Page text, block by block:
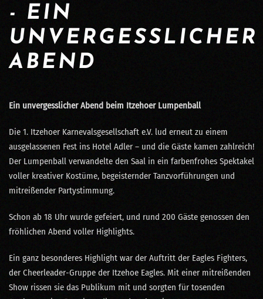
- EIN
UNVERGESSLICHER
ABEND
Ein unvergesslicher Abend beim Itzehoer Lumpenball
Die 1. Itzehoer Karnevalsgesellschaft e.V. lud erneut zu einem
ausgelassenen Fest ins Hotel Adler – und die Gäste kamen zahlreich!
Der Lumpenball verwandelte den Saal in ein farbenfrohes Spektakel
voller kreativer Kostüme, begeisternder Tanzvorführungen und
mitreißender Partystimmung.
Schon ab 18 Uhr wurde gefeiert, und rund 200 Gäste genossen den
fröhlichen Abend voller Highlights.
Ein ganz besonderes Highlight war der Auftritt der Eagles Fighters,
der Cheerleader-Gruppe der Itzehoe Eagles. Mit einer mitreißenden
Show rissen sie das Publikum mit und sorgten für tosenden